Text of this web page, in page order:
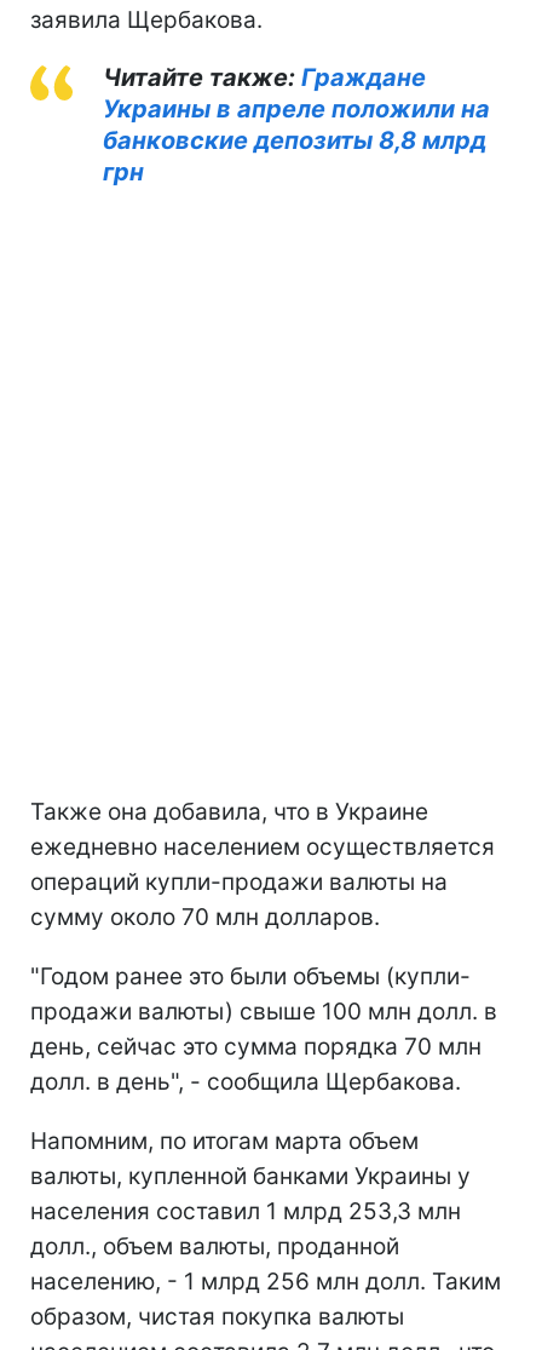
заявила Щербакова.
Читайте также: Граждане
Украины в апреле положили на
банковские депозиты 8,8 млрд
грн
Также она добавила, что в Украине
ежедневно населением осуществляется
операций купли-продажи валюты на
сумму около 70 млн долларов.
"Годом ранее это были объемы (купли-
продажи валюты) свыше 100 млн долл. в
день, сейчас это сумма порядка 70 млн
долл. в день", - сообщила Щербакова.
Напомним, по итогам марта объем
валюты, купленной банками Украины у
населения составил 1 млрд 253,3 млн
долл., объем валюты, проданной
населению, - 1 млрд 256 млн долл. Таким
образом, чистая покупка валюты